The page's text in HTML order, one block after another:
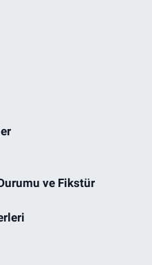
ve Fikstür